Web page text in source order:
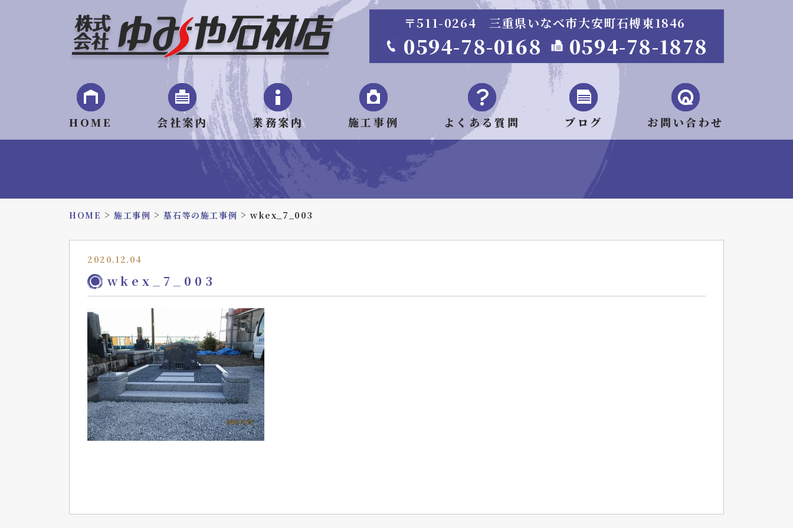
〒511-0264 三重県いなべ市大安町石榑東1846
0594-78-0168 0594-78-1878
HOME 会社案内 業務案内 施工事例 よくある質問 ブログ お問い合わせ
HOME >施工事例 >墓石等の施工事例 >wkex_7_003
2020.12.04
wkex_7_003